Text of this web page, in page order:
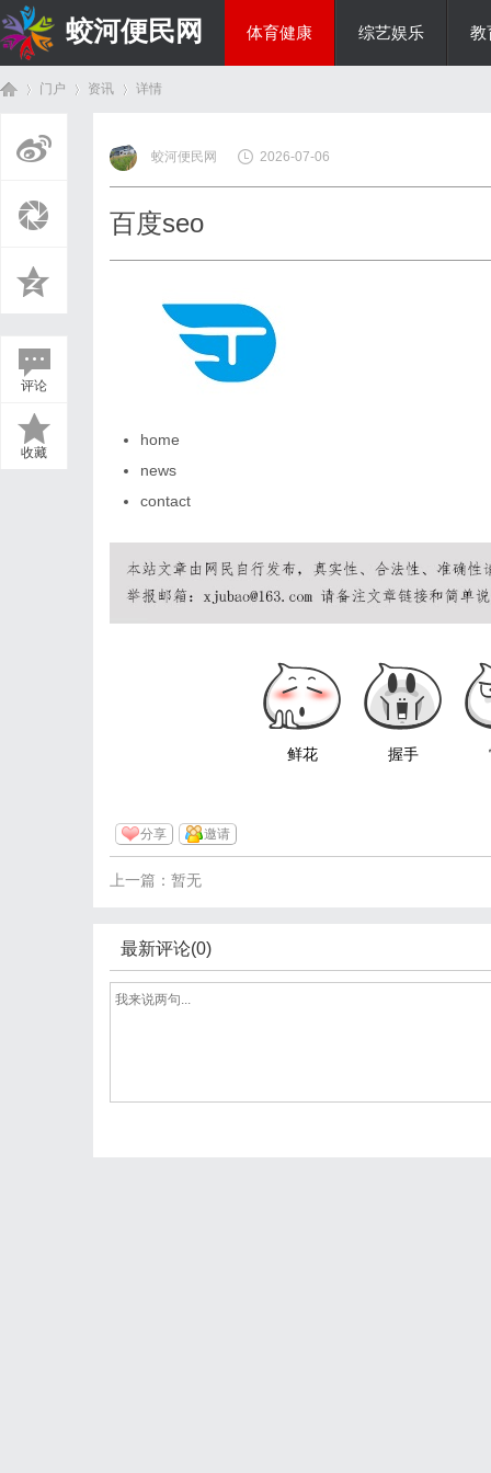
蛟河便民网 体育健康 综艺娱乐 教
门户 资讯
›
详情
评论
收藏
蛟河便民网 2026-07-06
百度seo
home
news
contact
鲜花 握手
分享 邀请
上一篇：暂无
最新评论(0)